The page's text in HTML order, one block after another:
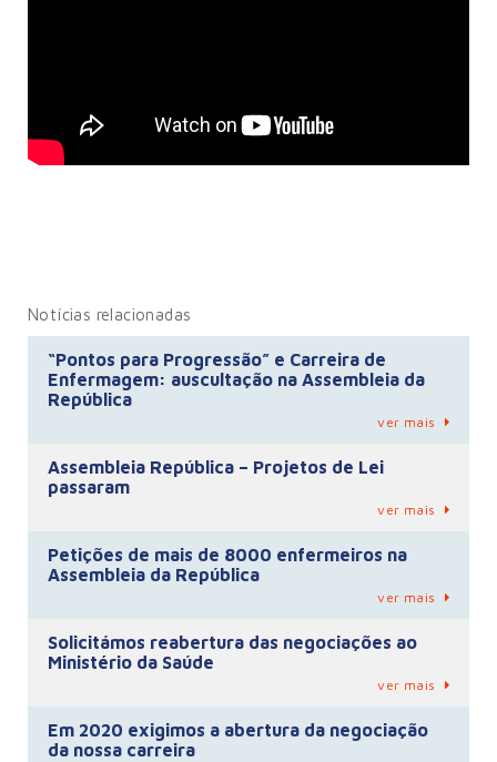
Notícias relacionadas
“Pontos para Progressão” e Carreira de
Enfermagem: auscultação na Assembleia da
República
ver mais
Assembleia República – Projetos de Lei
passaram
ver mais
Petições de mais de 8000 enfermeiros na
Assembleia da República
ver mais
Solicitámos reabertura das negociações ao
Ministério da Saúde
ver mais
Em 2020 exigimos a abertura da negociação
da nossa carreira